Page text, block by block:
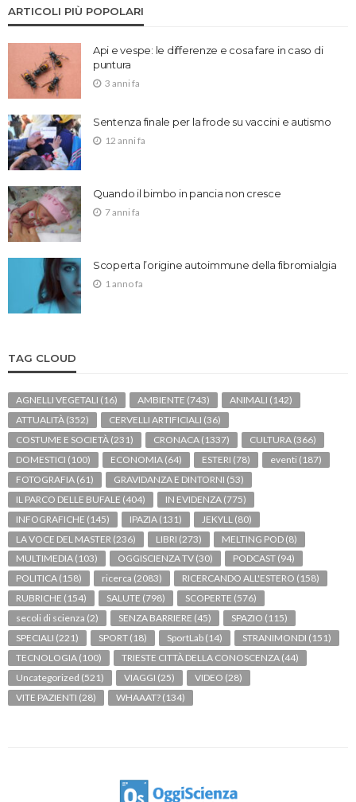
ARTICOLI PIÙ POPOLARI
Api e vespe: le differenze e cosa fare in caso di
puntura
3 anni fa
Sentenza finale per la frode su vaccini e autismo
12 anni fa
Quando il bimbo in pancia non cresce
7 anni fa
Scoperta l’origine autoimmune della fibromialgia
1 anno fa
TAG CLOUD
AGNELLI VEGETALI (16) AMBIENTE (743) ANIMALI (142)
ATTUALITÀ (352) CERVELLI ARTIFICIALI (36)
COSTUME E SOCIETÀ (231) CRONACA (1337) CULTURA (366)
DOMESTICI (100) ECONOMIA (64) ESTERI (78) eventi (187)
FOTOGRAFIA (61) GRAVIDANZA E DINTORNI (53)
IL PARCO DELLE BUFALE (404) IN EVIDENZA (775)
INFOGRAFICHE (145) IPAZIA (131) JEKYLL (80)
LA VOCE DEL MASTER (236) LIBRI (273) MELTING POD (8)
MULTIMEDIA (103) OGGISCIENZA TV (30) PODCAST (94)
POLITICA (158) ricerca (2083) RICERCANDO ALL'ESTERO (158)
RUBRICHE (154) SALUTE (798) SCOPERTE (576)
secoli di scienza (2) SENZA BARRIERE (45) SPAZIO (115)
SPECIALI (221) SPORT (18) SportLab (14) STRANIMONDI (151)
TECNOLOGIA (100) TRIESTE CITTÀ DELLA CONOSCENZA (44)
Uncategorized (521) VIAGGI (25) VIDEO (28)
VITE PAZIENTI (28) WHAAAT? (134)